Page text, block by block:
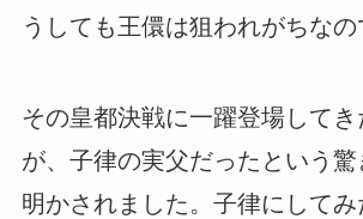
うしても王儇は狙われがちなの
その皇都決戦に一躍登場して
が、子律の実父だったという
明かされました。子律にして